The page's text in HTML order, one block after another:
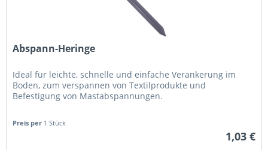
Abspann-Heringe
Ideal für leichte, schnelle und einfache Verankerung im
Boden, zum verspannen von Textilprodukte und
Befestigung von Mastabspannungen.
Preis per 1 Stück
1,03 €